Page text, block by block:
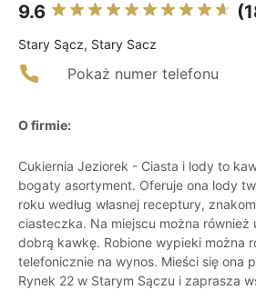
9.6
Stary Sącz, Stary Sacz
Pokaż numer telefonu
O firmie:
Cukiernia Jeziorek - Ciasta i lody to
bogaty asortyment. Oferuje ona lody
roku według własnej receptury,
ciasteczka. Na miejscu można również
dobrą kawkę. Robione wypieki można
telefonicznie na wynos. Mieści się ona
Rynek 22 w Starym Sączu i zaprasza